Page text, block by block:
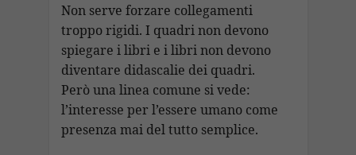
Non serve forzare collegamenti
troppo rigidi. I quadri non devono
spiegare i libri e i libri non devono
diventare didascalie dei quadri.
Però una linea comune si vede:
l’interesse per l’essere umano come
presenza mai del tutto semplice.